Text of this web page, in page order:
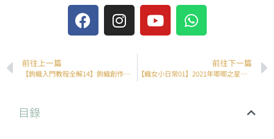
前往上一篇
【鉤織入門教程全解14】鉤織創作靈感配色分享 — 秋冬篇
前往下一篇
【織女小日常01】2021年唧唧之星：永生花系列分享
目錄